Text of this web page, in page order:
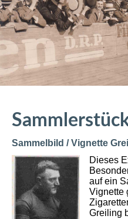
Sammelbild / Vignette
Dieses
auf ein
Vignette
Greiling